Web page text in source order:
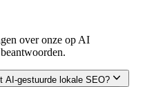
over onze op AI
AI-gestuurde lokale SEO?